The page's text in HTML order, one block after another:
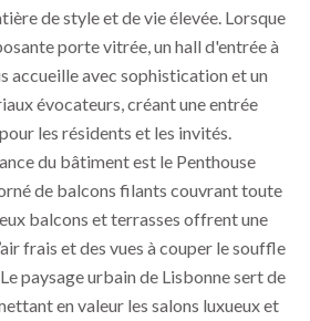
de style et de vie élevée. Lorsque
porte vitrée, un hall d'entrée à
accueille avec sophistication et un
évocateurs, créant une entrée
les résidents et les invités.
du bâtiment est le Penthouse
de balcons filants couvrant toute
balcons et terrasses offrent une
frais et des vues à couper le souffle
paysage urbain de Lisbonne sert de
en valeur les salons luxueux et